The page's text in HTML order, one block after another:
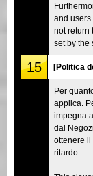
and users
not return
set by the
15 [Politica
Per
applica.
impegna
dal
ottenere il
ritardo.